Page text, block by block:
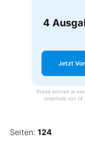
4
Jetzt
Preise können je
innerhalb von 14
Seiten: 124